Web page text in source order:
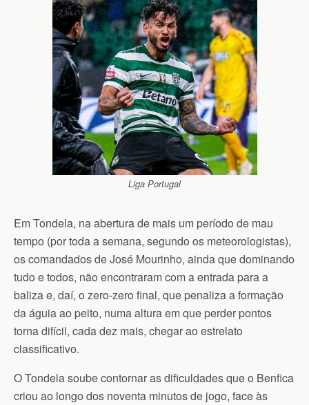
Liga Portugal
Em Tondela, na abertura de mais um período de mau
tempo (por toda a semana, segundo os meteorologistas),
os comandados de José Mourinho, ainda que dominando
tudo e todos, não encontraram com a entrada para a
baliza e, daí, o zero-zero final, que penaliza a formação
da águia ao peito, numa altura em que perder pontos
torna difícil, cada dez mais, chegar ao estrelato
classificativo.
O Tondela soube contornar as dificuldades que o Benfica
criou ao longo dos noventa minutos de jogo, face às